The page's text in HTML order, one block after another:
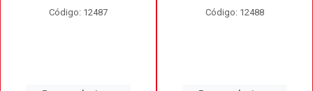
Código: 12487 Código: 12488